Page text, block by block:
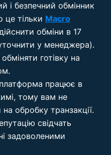
і безпечний обмінник
це тільки Macro
обміни в 17
у менеджера).
готівку на
працює в
тому вам не
обробку транзакції.
свідчать
задоволеними